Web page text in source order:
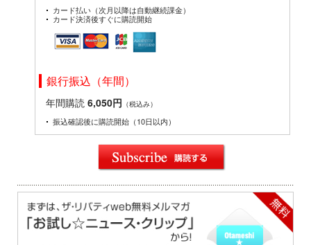
カード払い（次月以降は自動継続課金）
カード決済後すぐに購読開始
銀行振込（年間）
年間購読 6,050円 （税込み）
振込確認後に購読開始（10日以内）